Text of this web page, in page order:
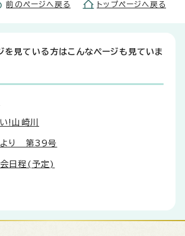
前のページへ戻る トップページへ戻る
を見ている方はこんなページも見ていま
!山崎川
より 第39号
日程(予定)